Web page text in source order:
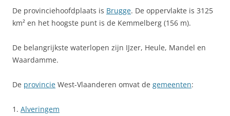
De provinciehoofdplaats is Brugge. De oppervlakte is 3125
km² en het hoogste punt is de Kemmelberg (156 m).
De belangrijkste waterlopen zijn IJzer, Heule, Mandel en
Waardamme.
De provincie West-Vlaanderen omvat de gemeenten:
1. Alveringem